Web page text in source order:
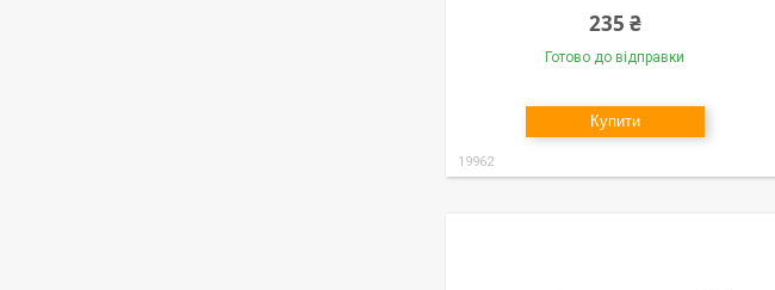
235 ₴
Готово до відправки
Купити
19962